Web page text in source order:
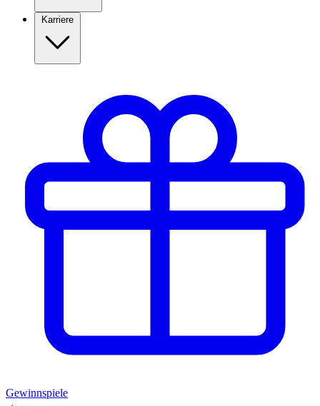
Karriere
Gewinnspiele